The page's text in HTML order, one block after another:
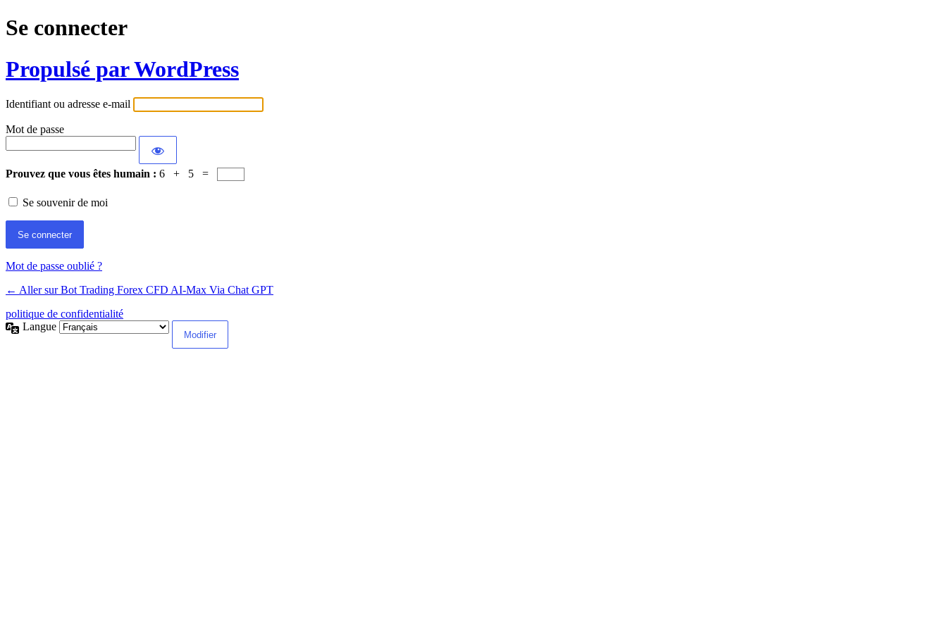
Se connecter
Propulsé par WordPress
Identifiant ou adresse e-mail
Mot de passe
Prouvez que vous êtes humain : 6 + 5 =
Se souvenir de moi
Mot de passe oublié ?
← Aller sur Bot Trading Forex CFD AI-Max Via Chat GPT
politique de confidentialité
Langue